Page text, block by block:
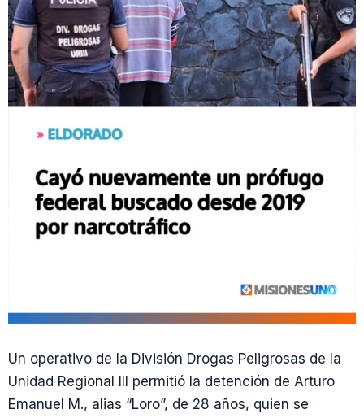
Un operativo de la División Drogas Peligrosas de la
Unidad Regional III permitió la detención de Arturo
Emanuel M., alias “Loro”, de 28 años, quien se